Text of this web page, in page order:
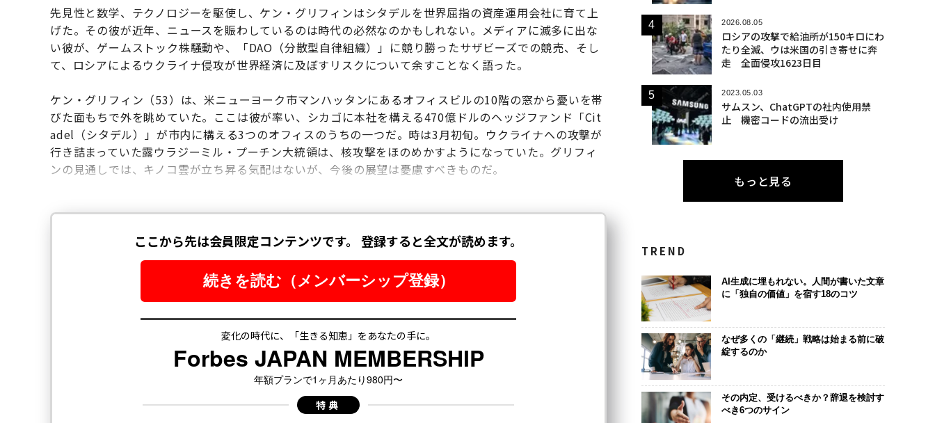
先見性と数学、テクノロジーを駆使し、ケン・グリフィンはシタデルを世界屈指の資産運用会社に育て上
げた。その彼が近年、ニュースを賑わしているのは時代の必然なのかもしれない。メディアに滅多に出な
い彼が、ゲームストック株騒動や、「DAO（分散型自律組織）」に競り勝ったサザビーズでの競売、そし
て、ロシアによるウクライナ侵攻が世界経済に及ぼすリスクについて余すことなく語った。
ケン・グリフィン（53）は、米ニューヨーク市マンハッタンにあるオフィスビルの10階の窓から憂いを帯
びた面もちで外を眺めていた。ここは彼が率い、シカゴに本社を構える470億ドルのヘッジファンド「Cit
adel（シタデル）」が市内に構える3つのオフィスのうちの一つだ。時は3月初旬。ウクライナへの攻撃が
行き詰まっていた露ウラジーミル・プーチン大統領は、核攻撃をほのめかすようになっていた。グリフィ
ンの見通しでは、キノコ雲が立ち昇る気配はないが、今後の展望は憂慮すべきものだ。
2026.08.05
ロシアの攻撃で給油所が150キロにわ
たり全滅、ウは米国の引き寄せに奔
走 全面侵攻1623日目
2023.05.03
サムスン、ChatGPTの社内使用禁
止 機密コードの流出受け
もっと見る
TREND
AI生成に埋もれない。人間が書いた文章
に「独自の価値」を宿す18のコツ
なぜ多くの「継続」戦略は始まる前に破
綻するのか
その内定、受けるべきか？辞退を検討す
べき6つのサイン